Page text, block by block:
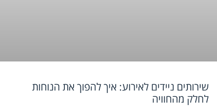
שירותים ניידים לאירוע: איך להפוך את הנוחות
לחלק מהחוויה